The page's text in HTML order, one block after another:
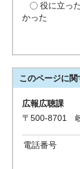
役に立っ
かった
このページに関
広報広聴課
〒500-8701
電話番号